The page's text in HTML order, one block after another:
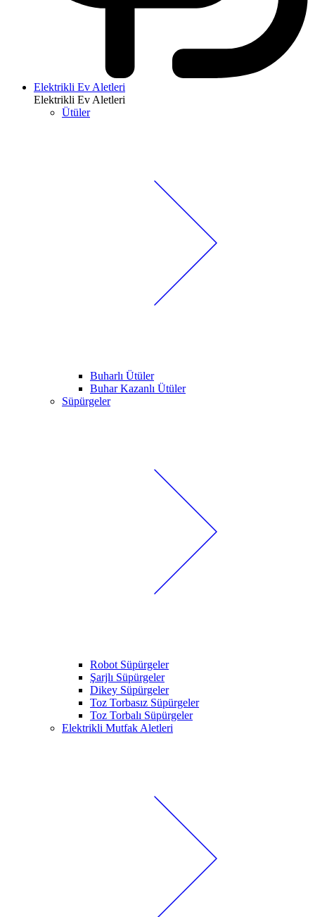
Elektrikli Ev Aletleri
Elektrikli Ev Aletleri
Ütüler
Buharlı Ütüler
Buhar Kazanlı Ütüler
Süpürgeler
Robot Süpürgeler
Şarjlı Süpürgeler
Dikey Süpürgeler
Toz Torbasız Süpürgeler
Toz Torbalı Süpürgeler
Elektrikli Mutfak Aletleri